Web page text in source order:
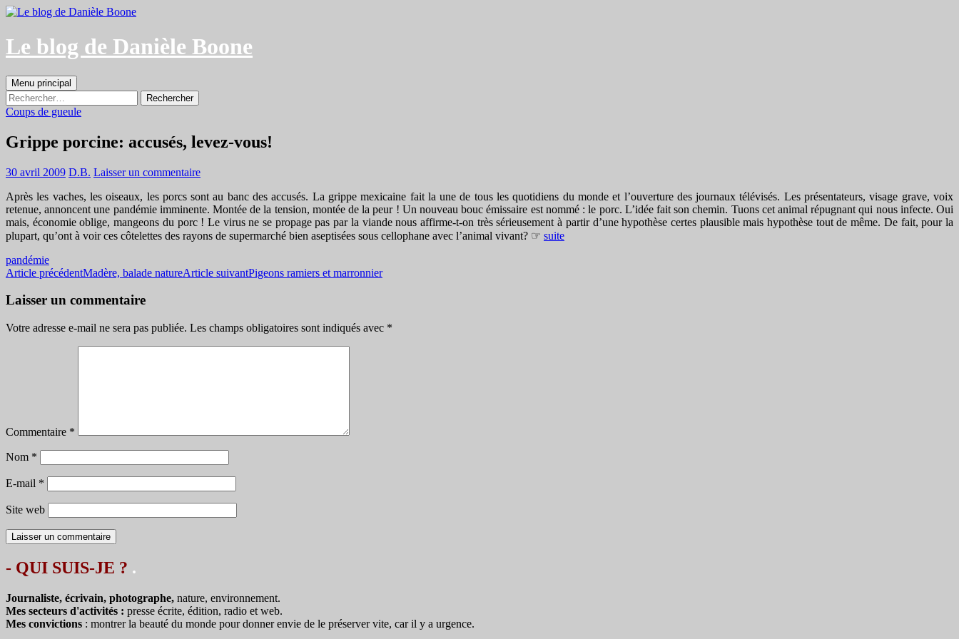
Aller
contenu
Le blog de Danièle Boone
Recherche
Menu principal
Rechercher :
Coups de gueule
Grippe porcine: accusés, levez-vous!
30 avril 2009 D.B. Laisser un commentaire
Après les vaches, les oiseaux, les porcs sont au banc des accusés. La grippe mexicaine fait la une de tous les quotidiens du monde et l’ouverture des journaux télévisés. Les présentateurs, visage grave, voix
retenue, annoncent une pandémie imminente. Montée de la tension, montée de la peur ! Un nouveau bouc émissaire est nommé : le porc. L’idée fait son chemin. Tuons cet animal répugnant qui nous infecte. Oui
mais, économie oblige, mangeons du porc ! Le virus ne se propage pas par la viande nous affirme-t-on très sérieusement à partir d’une hypothèse certes plausible mais hypothèse tout de même. De fait, pour la
plupart, qu’ont à voir ces côtelettes des rayons de supermarché bien aseptisées sous cellophane avec l’animal vivant? ☞ suite
pandémie
Navigation
des
Article précédentMadère, balade natureArticle suivantPigeons ramiers et marronnier
Laisser un commentaire
Votre adresse e-mail ne sera pas publiée. Les champs obligatoires sont indiqués avec *
Commentaire *
Nom *
E-mail *
Site web
- QUI SUIS-JE ? .
Journaliste, écrivain, photographe, nature, environnement.
Mes secteurs d'activités : presse écrite, édition, radio et web.
Mes convictions : montrer la beauté du monde pour donner envie de le préserver vite, car il y a urgence.